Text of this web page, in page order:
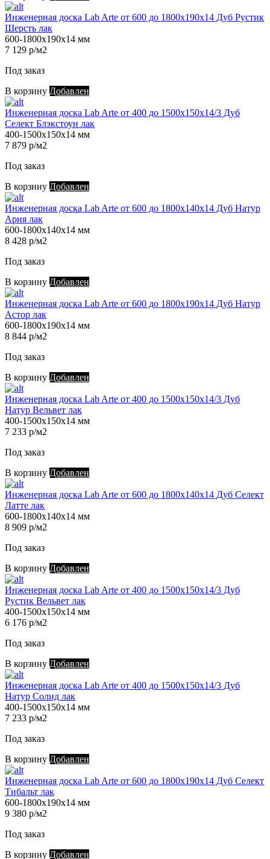
Инженерная доска Lab Arte от 600 до 1800х190х14 Дуб Рустик
Шерсть лак
600-1800х190х14 мм
7 129 р/м2
Под заказ
В корзину Добавлен
Инженерная доска Lab Arte от 400 до 1500х150х14/3 Дуб
Селект Блэкстоун лак
400-1500х150х14 мм
7 879 р/м2
Под заказ
В корзину Добавлен
Инженерная доска Lab Arte от 600 до 1800х140х14 Дуб Натур
Ария лак
600-1800х140х14 мм
8 428 р/м2
Под заказ
В корзину Добавлен
Инженерная доска Lab Arte от 600 до 1800х190х14 Дуб Натур
Астор лак
600-1800х190х14 мм
8 844 р/м2
Под заказ
В корзину Добавлен
Инженерная доска Lab Arte от 400 до 1500х150х14/3 Дуб
Натур Вельвет лак
400-1500х150х14 мм
7 233 р/м2
Под заказ
В корзину Добавлен
Инженерная доска Lab Arte от 600 до 1800х140х14 Дуб Селект
Латте лак
600-1800х140х14 мм
8 909 р/м2
Под заказ
В корзину Добавлен
Инженерная доска Lab Arte от 400 до 1500х150х14/3 Дуб
Рустик Вельвет лак
400-1500х150х14 мм
6 176 р/м2
Под заказ
В корзину Добавлен
Инженерная доска Lab Arte от 400 до 1500х150х14/3 Дуб
Натур Солид лак
400-1500х150х14 мм
7 233 р/м2
Под заказ
В корзину Добавлен
Инженерная доска Lab Arte от 600 до 1800х190х14 Дуб Селект
Тибальт лак
600-1800х190х14 мм
9 380 р/м2
Под заказ
В корзину Добавлен